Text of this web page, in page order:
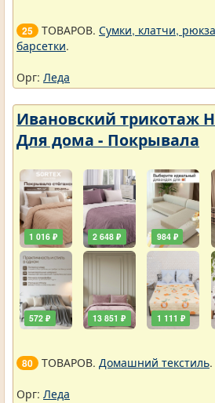
25 ТОВАРОВ. Сумки, клатчи,
барсетки.
Орг: Леда
Ивановский трикотаж
Для дома - Покрывала
1 016 ₽
572 ₽
2 648 ₽
13 851 ₽
984 ₽
1 111 ₽
80 ТОВАРОВ. Домашний текстиль.
Орг: Леда